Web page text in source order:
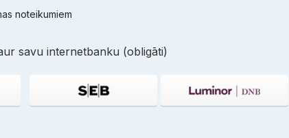
noteikumiem
savu internetbanku (obligāti)